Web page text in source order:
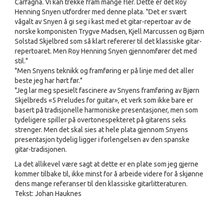
Carfagna. Vi kan trekke fram mange fler. Dette er det Roy
Henning Snyen utfordrer med denne plata. "Det er svært
vågalt av Snyen å gi seg i kast med et gitar-repertoar av de
norske komponisten Trygve Madsen, Kjell Marcussen og Bjørn
Solstad Skjelbred som så klart refererer til det klassiske gitar-
repertoaret. Men Roy Henning Snyen gjennomfører det med
stil."
"Men Snyens teknikk og framføring er på linje med det aller
beste jeg har hørt før."
"Jeg lar meg spesielt fascinere av Snyens framføring av Bjørn
Skjelbreds «5 Preludes for guitar», et verk som ikke bare er
basert på tradisjonelle harmoniske presentasjoner, men som
tydeligere spiller på overtonespekteret på gitarens seks
strenger. Men det skal sies at hele plata gjennom Snyens
presentasjon tydelig ligger i forlengelsen av den spanske
gitar-tradisjonen.
La det allikevel være sagt at dette er en plate som jeg gjerne
kommer tilbake til, ikke minst for å arbeide videre for å skjønne
dens mange referanser til den klassiske gitarlitteraturen.
Tekst: Johan Hauknes